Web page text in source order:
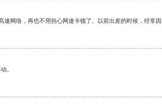
网络，再也不用担心网速卡顿了。以前出差的时候，经常
。